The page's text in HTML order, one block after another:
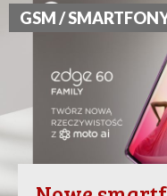
GSM /